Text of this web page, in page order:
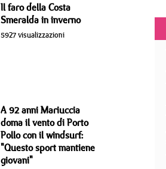
Il faro della Costa
Smeralda in inverno
5927 visualizzazioni
A 92 anni Mariuccia
doma il vento di Porto
Pollo con il windsurf:
"Questo sport mantiene
giovani"